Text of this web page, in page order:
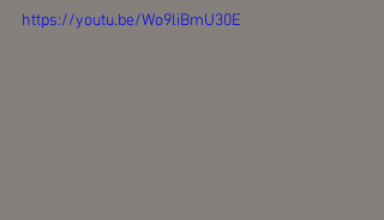
https://youtu.be/Wo9liBmU30E